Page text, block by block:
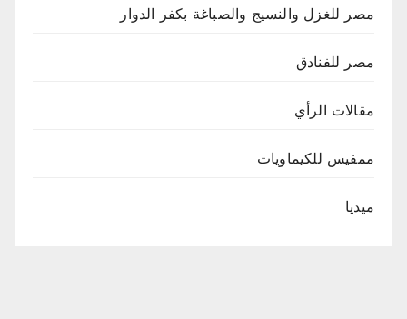
مصر للغزل والنسيج والصباغة بكفر الدوار
مصر للفنادق
مقالات الرأي
ممفيس للكيماويات
ميديا